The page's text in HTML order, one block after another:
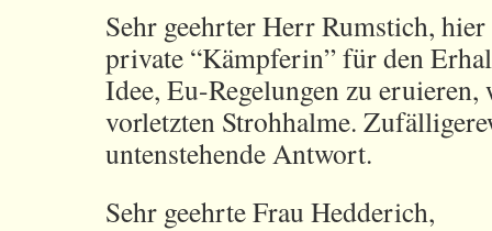
Sehr geehrter Herr Rumstich,
private “Kämpferin” für den
Idee, Eu-Regelungen zu eruieren,
vorletzten Strohhalme.
untenstehende Antwort.
Sehr geehrte Frau Hedderich,